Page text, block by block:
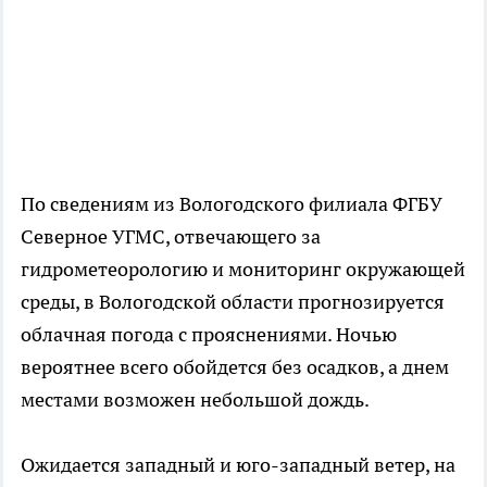
По сведениям из Вологодского филиала ФГБУ
Северное УГМС, отвечающего за
гидрометеорологию и мониторинг окружающей
среды, в Вологодской области прогнозируется
облачная погода с прояснениями. Ночью
вероятнее всего обойдется без осадков, а днем
местами возможен небольшой дождь.
Ожидается западный и юго-западный ветер, на